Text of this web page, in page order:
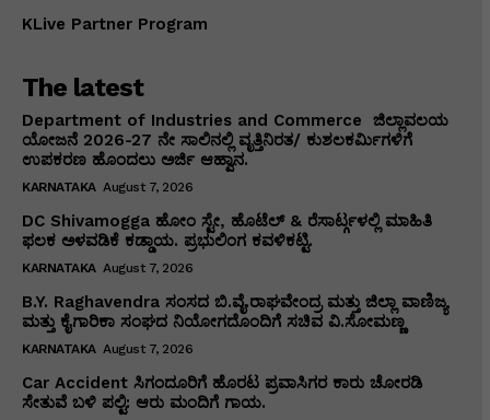
KLive Partner Program
The latest
Department of Industries and Commerce ಜಿಲ್ಲಾವಲಯ
ಯೋಜನೆ 2026-27 ನೇ ಸಾಲಿನಲ್ಲಿ ವೃತ್ತಿನಿರತ/ ಕುಶಲಕರ್ಮಿಗಳಿಗೆ
ಉಪಕರಣ ಹೊಂದಲು ಅರ್ಜಿ ಆಹ್ವಾನ.
KARNATAKA August 7, 2026
DC Shivamogga ಹೋಂ ಸ್ಟೇ, ಹೊಟೆಲ್ & ರೆಸಾರ್ಟ್ಗಳಲ್ಲಿ ಮಾಹಿತಿ
ಫಲಕ ಅಳವಡಿಕೆ ಕಡ್ಡಾಯ. ಪ್ರಭುಲಿಂಗ ಕವಳಿಕಟ್ಟಿ.
KARNATAKA August 7, 2026
B.Y. Raghavendra ಸಂಸದ ಬಿ.ವೈ.ರಾಘವೇಂದ್ರ ಮತ್ತು ಜಿಲ್ಲಾ ವಾಣಿಜ್ಯ
ಮತ್ತು ಕೈಗಾರಿಕಾ ಸಂಘದ ನಿಯೋಗದೊಂದಿಗೆ ಸಚಿವ ವಿ‌.ಸೋಮಣ್ಣ
KARNATAKA August 7, 2026
Car Accident ಸಿಗಂದೂರಿಗೆ ಹೊರಟ ಪ್ರವಾಸಿಗರ ಕಾರು ಚೋರಡಿ
ಸೇತುವೆ ಬಳಿ ಪಲ್ಟಿ: ಆರು ಮಂದಿಗೆ ಗಾಯ.